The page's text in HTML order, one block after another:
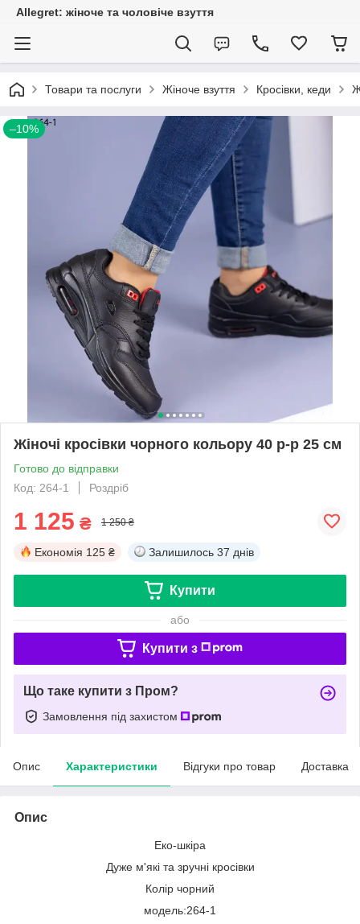
Allegret: жіноче та чоловіче взуття
Товари та послуги Жіноче взуття Кросівки, кеди
–10%
Жіночі кросівки чорного кольору 40 р-р 25 см
Готово до відправки
Код: 264-1
Роздріб
1 125 ₴ 1 250 ₴
Економія 125 ₴ Залишилось 37 днів
Купити
або
Купити з
Що таке купити з Пром?
Замовлення під захистом
Опис Характеристики Відгуки про товар Доставка
Опис
Еко-шкіра
Дуже м'які та зручні кросівки
Колір чорний
модель:264-1